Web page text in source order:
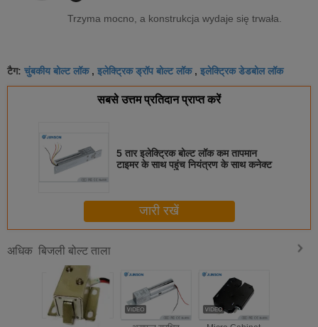
Trzyma mocno, a konstrukcja wydaje się trwała.
टैग: चुंबकीय बोल्ट लॉक, इलेक्ट्रिक ड्रॉप बोल्ट लॉक, इलेक्ट्रिक डेडबोल लॉक
सबसे उत्तम प्रतिदान प्राप्त करें
5 तार इलेक्ट्रिक बोल्ट लॉक कम तापमान
टाइमर के साथ पहुंच नियंत्रण के साथ कनेक्ट
जारी रखें
अधिक बिजली बोल्ट ताला